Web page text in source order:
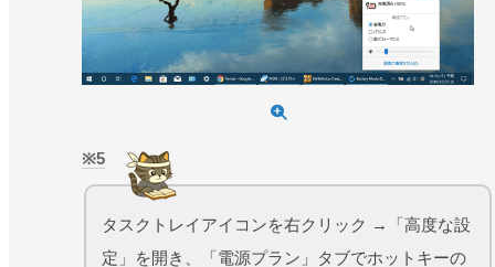
5
タスクトレイアイコンを右クリック →「高度な設
定」を開き、「電源プラン」タブでホットキーの